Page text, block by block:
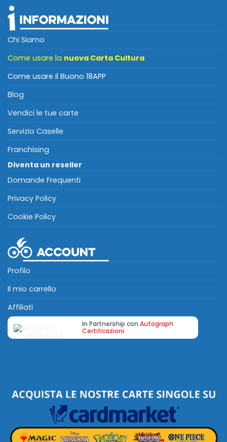
Chi Siamo
Come usare la nuova Carta Cultura
Come usare il Buono 18APP
Blog
Vendici le tue carte
Servizio Caselle
Franchising
Diventa un reseller
Domande Frequenti
Privacy Policy
Cookie Policy
Profilo
Il mio carrello
Affiliati
In Partnership con Autograph
Certificazioni